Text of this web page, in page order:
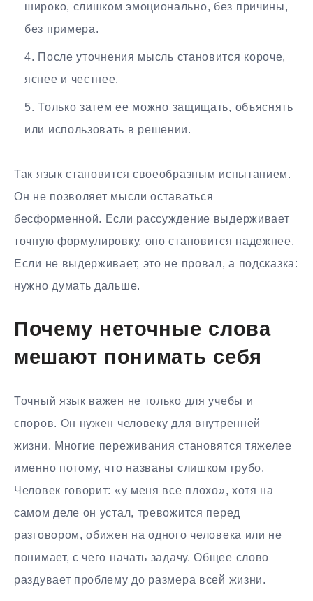
широко, слишком эмоционально, без причины,
без примера.
После уточнения мысль становится короче,
яснее и честнее.
Только затем ее можно защищать, объяснять
или использовать в решении.
Так язык становится своеобразным испытанием.
Он не позволяет мысли оставаться
бесформенной. Если рассуждение выдерживает
точную формулировку, оно становится надежнее.
Если не выдерживает, это не провал, а подсказка:
нужно думать дальше.
Почему неточные слова
мешают понимать себя
Точный язык важен не только для учебы и
споров. Он нужен человеку для внутренней
жизни. Многие переживания становятся тяжелее
именно потому, что названы слишком грубо.
Человек говорит: «у меня все плохо», хотя на
самом деле он устал, тревожится перед
разговором, обижен на одного человека или не
понимает, с чего начать задачу. Общее слово
раздувает проблему до размера всей жизни.